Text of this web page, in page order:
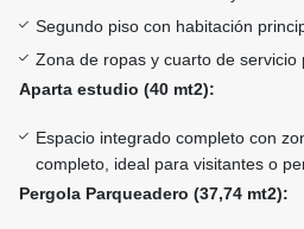
Segundo piso con habitación
Zona de ropas y cuarto de servicio
Aparta estudio (40 mt2):
Espacio integrado completo con
completo, ideal para visitantes o
Pergola Parqueadero (37,74 mt2):